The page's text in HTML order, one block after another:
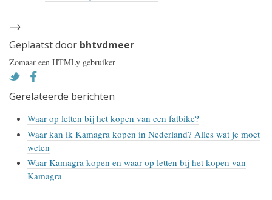
→
Geplaatst door bhtvdmeer
Zomaar een HTMLy gebruiker
Gerelateerde berichten
Waar op letten bij het kopen van een fatbike?
Waar kan ik Kamagra kopen in Nederland? Alles wat je moet
weten
Waar Kamagra kopen en waar op letten bij het kopen van
Kamagra